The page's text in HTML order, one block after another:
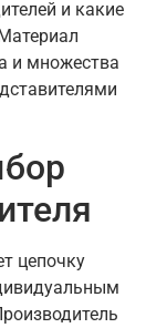
и какие
и множества
цепочку